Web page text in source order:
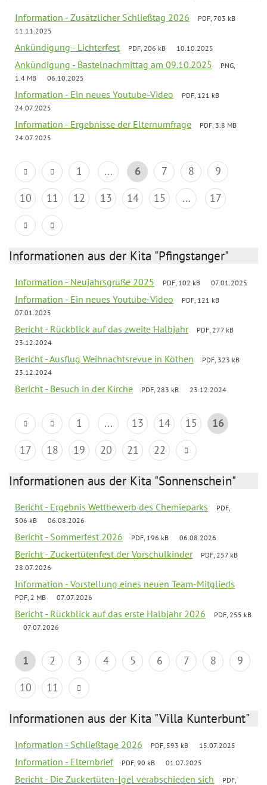
Information - Zusätzlicher Schließtag 2026
PDF, 703 kB
11.11.2025
Ankündigung - Lichterfest PDF, 206 kB 10.10.2025
Ankündigung - Bastelnachmittag am 09.10.2025
PNG,
1.4 MB
06.10.2025
Information - Ein neues Youtube-Video
PDF, 121 kB
24.07.2025
Information - Ergebnisse der Elternumfrage
PDF, 3.8 MB
24.07.2025
1 ... 6 7 8
9
10
11 12 13 14 15 ... 17
Informationen aus der Kita "Pfingstanger"
Information - Neujahrsgrüße 2025 PDF, 102 kB 07.01.2025
Information - Ein neues Youtube-Video
PDF, 121 kB
07.01.2025
Bericht - Rückblick auf das zweite Halbjahr
PDF, 277 kB
23.12.2024
Bericht - Ausflug Weihnachtsrevue in Köthen
PDF, 323 kB
23.12.2024
Bericht - Besuch in der Kirche PDF, 283 kB 23.12.2024
1 ... 13 14 15
16
17
18 19 20 21 22
Informationen aus der Kita "Sonnenschein"
Bericht - Ergebnis Wettbewerb des Chemieparks
PDF,
506 kB
06.08.2026
Bericht - Sommerfest 2026 PDF, 196 kB 06.08.2026
Bericht - Zuckertütenfest der Vorschulkinder
PDF, 257 kB
28.07.2026
Information - Vorstellung eines neuen Team-Mitglieds
PDF, 2 MB 07.07.2026
Bericht - Rückblick auf das erste Halbjahr 2026
PDF, 255 kB
07.07.2026
1 2 3 4 5 6 7 8
9
10
11
Informationen aus der Kita "Villa Kunterbunt"
Information - Schließtage 2026 PDF, 593 kB 15.07.2025
Information - Elternbrief PDF, 90 kB 01.07.2025
Bericht - Die Zuckertüten-Igel verabschieden sich PDF,